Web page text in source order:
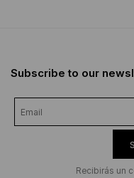
Subscribe to our
Recibirás un